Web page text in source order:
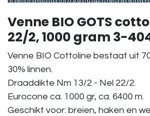
Venne BIO GOTS
22/2, 1000 gram 3-
Venne BIO Cottoline bestaat uit
30% linnen.
Draaddikte Nm 13/2 - Nel 22/2.
Eurocone ca. 1000 gr, ca. 6400 m.
Geschikt voor: breien, haken en